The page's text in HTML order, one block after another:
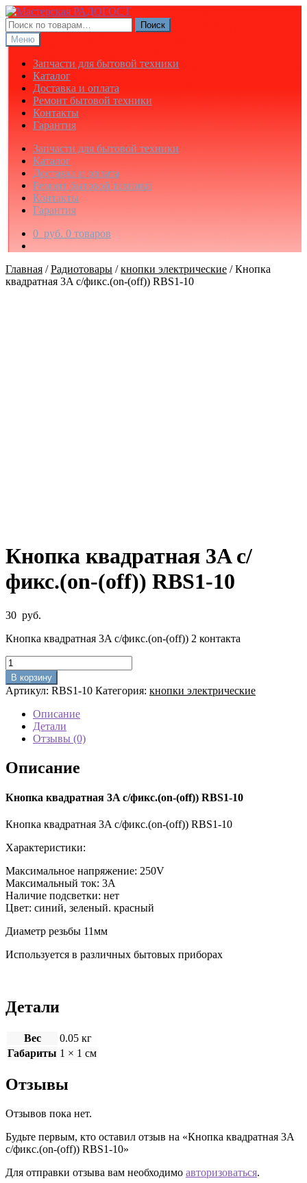
Перейти
к
навигации
Перейти
к
содержимому
Искать:
Поиск
Меню
Запчасти для бытовой техники
Каталог
Доставка и оплата
Ремонт бытовой техники
Контакты
Гарантия
Запчасти для бытовой техники
Каталог
Доставка и оплата
Ремонт бытовой техники
Контакты
Гарантия
0 руб. 0 товаров
Главная /Радиотовары /кнопки электрические /Кнопка
квадратная 3A с/фикс.(on-(off)) RBS1-10
Кнопка квадратная 3A с/
фикс.(on-(off)) RBS1-10
30 руб.
Кнопка квадратная 3A с/фикс.(on-(off)) 2 контакта
Количество
товара
Кнопка
квадратная
фикс.
(off))
RBS1-
В корзину
Артикул: RBS1-10 Категория: кнопки электрические
Описание
Детали
Отзывы (0)
Описание
Кнопка квадратная 3A с/фикс.(on-(off)) RBS1-10
Кнопка квадратная 3A с/фикс.(on-(off)) RBS1-10
Характеристики:
Максимальное напряжение: 250V
Максимальный ток: 3A
Наличие подсветки: нет
Цвет: синий, зеленый. красный
Диаметр резьбы 11мм
Используется в различных бытовых приборах
Детали
Вес
0.05 кг
Габариты 1 × 1 см
Отзывы
Отзывов пока нет.
Будьте первым, кто оставил отзыв на «Кнопка квадратная 3A
с/фикс.(on-(off)) RBS1-10»
Для отправки отзыва вам необходимо авторизоваться.